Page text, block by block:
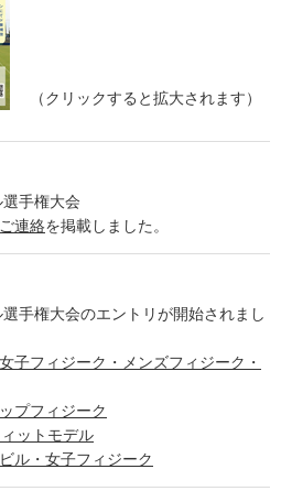
（クリックすると拡大されます）
手権大会
連絡を掲載しました。
手権大会のエントリが開始されまし
子フィジーク・メンズフィジーク・
プフィジーク
ットモデル
ル・女子フィジーク